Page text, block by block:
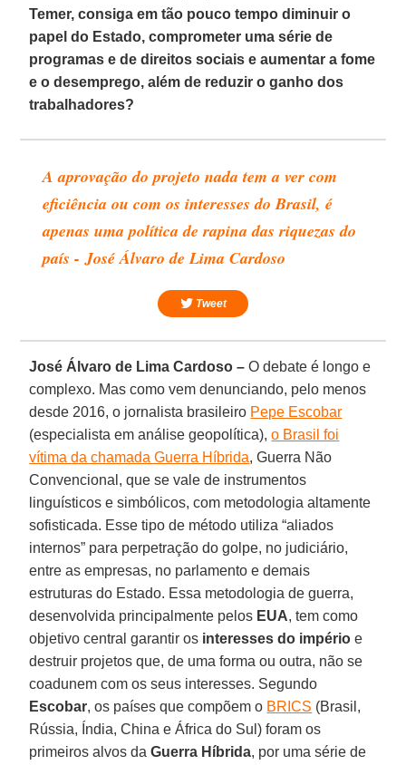
Temer, consiga em tão pouco tempo diminuir o
papel do Estado, comprometer uma série de
programas e de direitos sociais e aumentar a fome
e o desemprego, além de reduzir o ganho dos
trabalhadores?
A aprovação do projeto nada tem a ver com
eficiência ou com os interesses do Brasil, é
apenas uma política de rapina das riquezas do
país - José Álvaro de Lima Cardoso
Tweet
José Álvaro de Lima Cardoso – O debate é longo e
complexo. Mas como vem denunciando, pelo menos
desde 2016, o jornalista brasileiro Pepe Escobar
(especialista em análise geopolítica),o Brasil foi
vítima da chamada Guerra Híbrida, Guerra Não
Convencional, que se vale de instrumentos
linguísticos e simbólicos, com metodologia altamente
sofisticada. Esse tipo de método utiliza “aliados
internos” para perpetração do golpe, no judiciário,
entre as empresas, no parlamento e demais
estruturas do Estado. Essa metodologia de guerra,
desenvolvida principalmente pelos EUA, tem como
objetivo central garantir os interesses do império e
destruir projetos que, de uma forma ou outra, não se
coadunem com os seus interesses. Segundo
Escobar, os países que compõem o BRICS (Brasil,
Rússia, Índia, China e África do Sul) foram os
primeiros alvos daGuerra Híbrida, por uma série de